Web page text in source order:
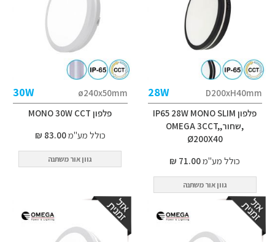
D200xH40mm
28W
פלפון IP65 28W MONO SLIM
,שחור,OMEGA 3CCT,
Ø200X40
כולל מע"מ71.00 ₪
גוון אור משתנה
ø240x50mm
30W
פלפון MONO 30W CCT
כולל מע"מ83.00 ₪
גוון אור משתנה